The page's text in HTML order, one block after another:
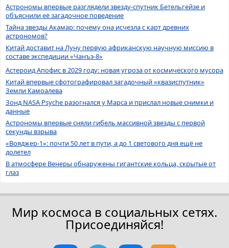
Астрономы впервые разглядели звезду-спутник Бетельгейзе и
объяснили её загадочное поведение
Тайна звезды Акамар: почему она исчезла с карт древних
астрономов?
Китай доставит на Луну первую африканскую научную миссию в
составе экспедиции «Чанъэ-8»
Астероид Апофис в 2029 году: новая угроза от космического мусора
Китай впервые сфотографировал загадочный «квазиспутник»
Земли Камоалева
Зонд NASA Psyche разогнался у Марса и прислал новые снимки и
данные
Астрономы впервые сняли гибель массивной звезды с первой
секунды взрыва
«Вояджер-1»: почти 50 лет в пути, а до 1 светового дня ещё не
долетел
В атмосфере Венеры обнаружены гигантские кольца, скрытые от
глаз
Мир космоса в социальных сетях.
Присоединяйся!